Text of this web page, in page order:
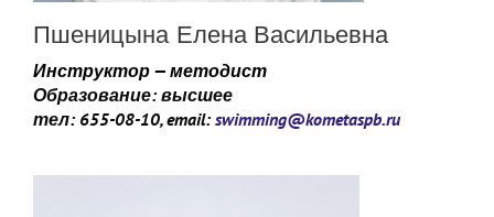
Пшеницына Елена Васильевна
Инструктор — методист
Образование: высшее
тел: 655-08-10, email: swimming@kometaspb.ru